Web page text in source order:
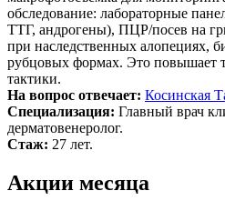
обследование: лабораторные
ТТГ, андрогены), ПЦР/посев на
при наследственных алопециях,
рубцовых формах. Это повышает
тактики.
На вопрос отвечает: Косинская
Специализация: Главный врач
дерматовенеролог.
Стаж: 27 лет.
Акции месяца